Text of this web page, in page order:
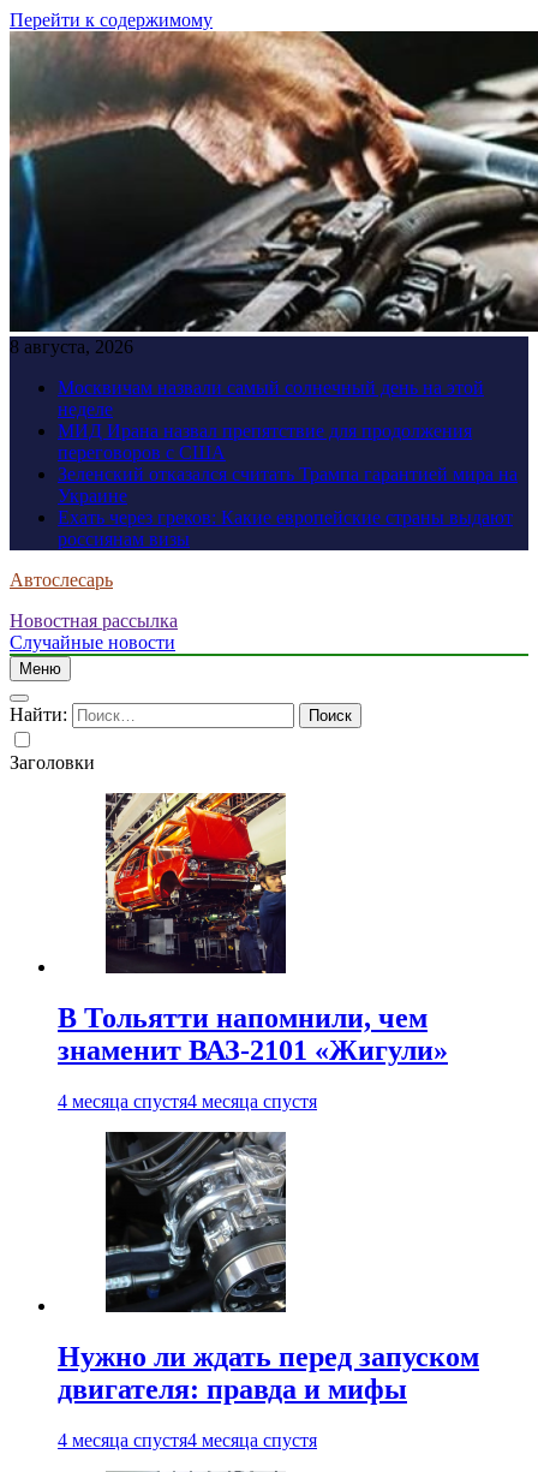
Перейти к содержимому
8 августа, 2026
Москвичам назвали самый солнечный день на этой
неделе
МИД Ирана назвал препятствие для продолжения
переговоров с США
Зеленский отказался считать Трампа гарантией мира на
Украине
Ехать через греков: Какие европейские страны выдают
россиянам визы
Автослесарь
Новостная рассылка
Случайные новости
Меню
Найти:
Заголовки
В Тольятти напомнили, чем
знаменит ВАЗ-2101 «Жигули»
4 месяца спустя4 месяца спустя
Нужно ли ждать перед запуском
двигателя: правда и мифы
4 месяца спустя4 месяца спустя